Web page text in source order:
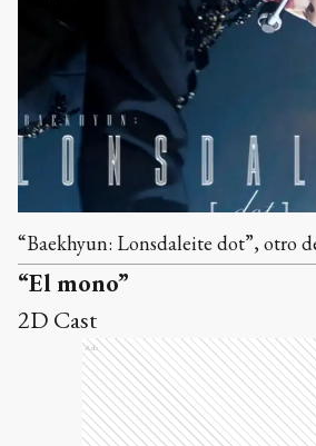
“Baekhyun: Lonsdaleite dot”, otro
“El mono”
2D Cast
Ads